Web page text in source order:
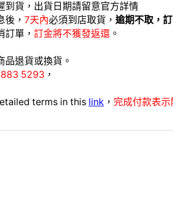
到貨，出貨日期請留意官方詳情
， 7天內必須到店取貨， 逾期不取，
單， 訂金將不獲發返還 。
退貨或換貨。
5293 ，
terms in this link ， 完成付款表